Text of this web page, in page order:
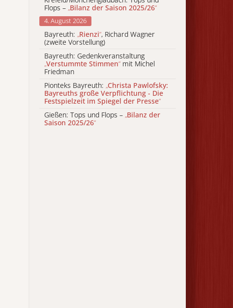
Flops – „Bilanz der Saison 2025/26“
4. August 2026
Bayreuth: „Rienzi“, Richard Wagner
(zweite Vorstellung)
Bayreuth: Gedenkveranstaltung
„Verstummte Stimmen“ mit Michel
Friedman
Pionteks Bayreuth: „Christa Pawlofsky:
Bayreuths große Verpflichtung - Die
Festspielzeit im Spiegel der Presse“
Gießen: Tops und Flops – „Bilanz der
Saison 2025/26“